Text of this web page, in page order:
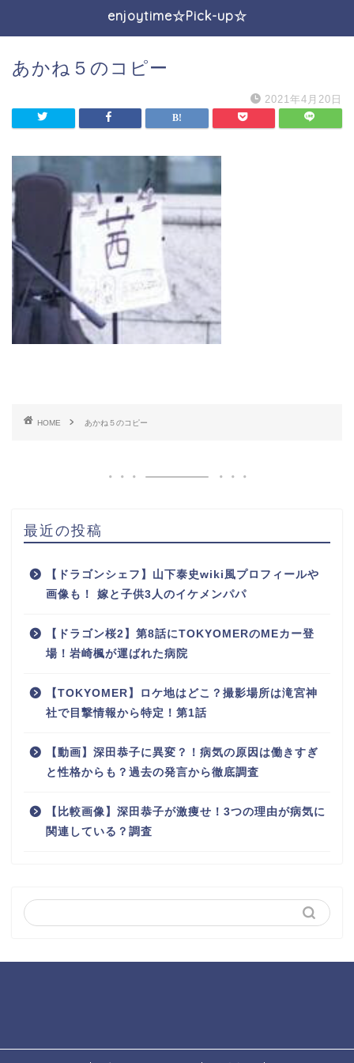
enjoytime☆Pick-up☆
あかね５のコピー
2021年4月20日
HOME あかね５のコピー
最近の投稿
【ドラゴンシェフ】山下泰史wiki風プロフィールや
画像も！ 嫁と子供3人のイケメンパパ
【ドラゴン桜2】第8話にTOKYOMERのMEカー登
場！岩崎楓が運ばれた病院
【TOKYOMER】ロケ地はどこ？撮影場所は滝宮神
社で目撃情報から特定！第1話
【動画】深田恭子に異変？！病気の原因は働きすぎ
と性格からも？過去の発言から徹底調査
【比較画像】深田恭子が激痩せ！3つの理由が病気に
関連している？調査